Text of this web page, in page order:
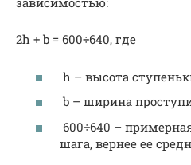
2h + b = 600÷640, где
h – высота
b – ширина
600÷640 –
шага, вернее ее